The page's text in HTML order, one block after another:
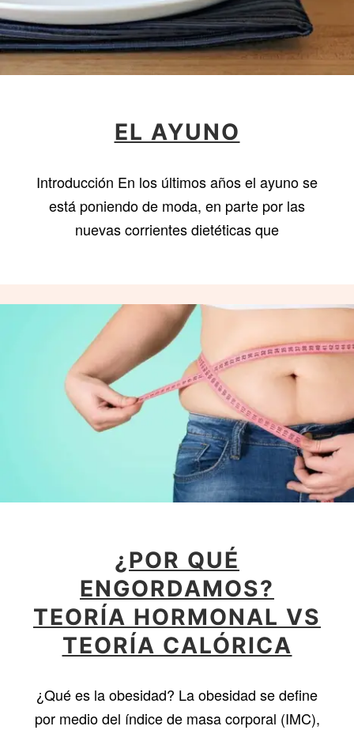
EL AYUNO
Introducción En los últimos años el ayuno se
está poniendo de moda, en parte por las
nuevas corrientes dietéticas que
¿POR QUÉ
ENGORDAMOS?
TEORÍA HORMONAL VS
TEORÍA CALÓRICA
¿Qué es la obesidad? La obesidad se define
por medio del índice de masa corporal (IMC),